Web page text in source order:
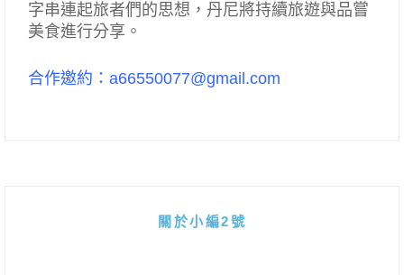
字串連起旅者們的思想，丹尼將持續旅遊與品嘗
美食進行分享。
合作邀約：a66550077@gmail.com
關於小編2號